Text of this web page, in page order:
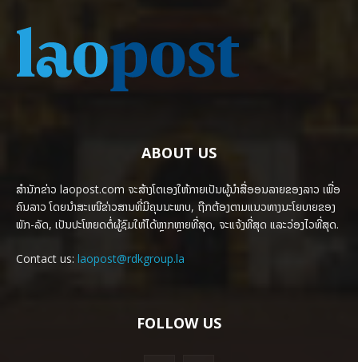
ABOUT US
ສຳນັກຂ່າວ laopost.com ຈະສ້າງໂຕເອງໃຫ້ກາຍເປັນຜູ້ນຳສື່ອອນລາຍຂອງລາວ ເພື່ອ
ຄົນລາວ ໂດຍນຳສະເໜີຂ່າວສານທີ່ມີຄຸນນະພາບ, ຖືກຕ້ອງຕາມແນວທາງນະໂຍບາຍຂອງ
ພັກ-ລັດ, ເປັນປະໂຫຍດຕໍ່ຜູ້ຊົມໃຫ້ໄດ້ຫຼາກຫຼາຍທີ່ສຸດ, ຈະແຈ້ງທີ່ສຸດ ແລະວ່ອງໄວທີ່ສຸດ.
Contact us: laopost@rdkgroup.la
FOLLOW US